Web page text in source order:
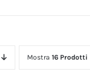
Mostra 16 Prodotti